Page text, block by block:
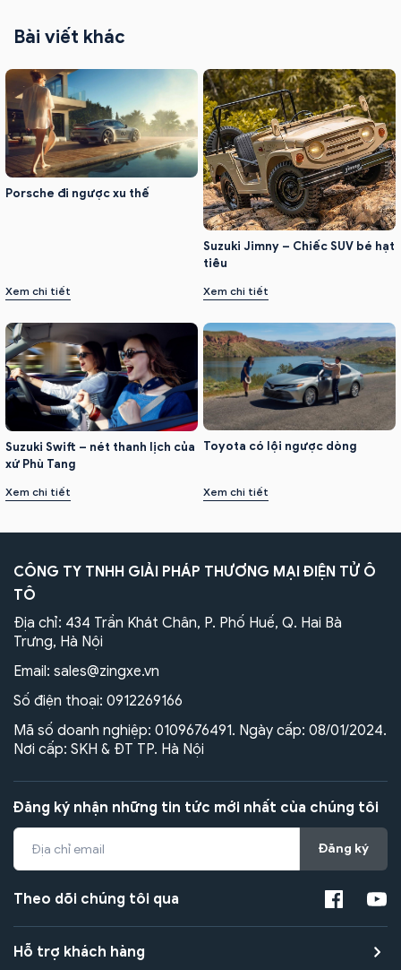
Bài viết khác
Porsche đi ngược xu thế
Xem chi tiết
Suzuki Jimny – Chiếc SUV bé hạt
tiêu
Xem chi tiết
Suzuki Swift – nét thanh lịch của
xứ Phù Tang
Xem chi tiết
Toyota có lội ngược dòng
Xem chi tiết
CÔNG TY TNHH GIẢI PHÁP THƯƠNG MẠI ĐIỆN TỬ Ô
TÔ
Địa chỉ: 434 Trần Khát Chân, P. Phố Huế, Q. Hai Bà
Trưng, Hà Nội
Email: sales@zingxe.vn
Số điện thoại: 0912269166
Mã số doanh nghiệp: 0109676491. Ngày cấp: 08/01/2024.
Nơi cấp: SKH & ĐT TP. Hà Nội
Đăng ký nhận những tin tức mới nhất của chúng tôi
Đăng ký
Theo dõi chúng tôi qua
Hỗ trợ khách hàng